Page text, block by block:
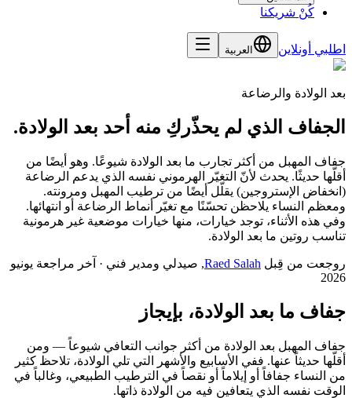
كُنْ شريكنا
اطلبي أونلاين العربية
بعد الولادة والرضاعة
الجفاف الذي لم يحذّركِ منه أحد بعد الولادة.
جفاف المهبل من أكثر تجارب ما بعد الولادة شيوعًا. وهو أيضًا من
أقلّها حديثًا. يحدث لأنّ التغيّر الهرموني نفسه الذي يدعم الرضاعة
(انخفاض الإستروجين) يقلّل أيضًا من ترطيب المهبل ومرونته.
ومعظم النساء يلاحظن تحسّنًا مع تغيّر أنماط الرضاعة أو انتهائها.
وفي هذه الأثناء، توجد خيارات، منها خيارات موضعية غير هرمونية
تناسب روتين ما بعد الولادة.
روجعت من قِبل Raed Salah
, صيدلي ومدير فني · آخر مراجعة يونيو
2026
جفاف ما بعد الولادة، بإيجاز
جفاف المهبل بعد الولادة من أكثر جوانب التعافي شيوعاً — ومن
أقلّها حديثاً عنها. ففي الأسابيع والأشهر التي تلي الولادة، تلاحظ كثير
من النساء جفافاً أو إيلاماً أو نقصاً في الترطيب الطبيعي، وغالباً في
الوقت نفسه الذي يتعافين فيه من الولادة ذاتها.